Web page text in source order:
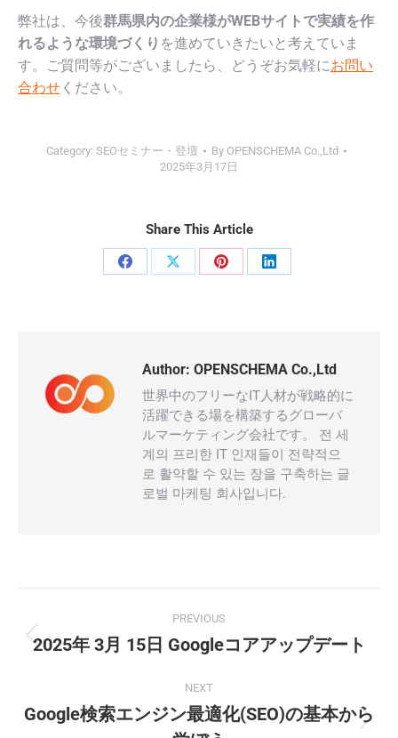
弊社は、今後群馬県内の企業様がWEBサイトで実績を作
れるような環境づくり を進めていきたいと考えていま
す。ご質問等がございましたら、どうぞお気軽にお問い
合わせ ください。
Category: SEOセミナー・登壇 By OPENSCHEMA Co.,Ltd
2025年3月17日
Share This Article
Share
Share
Share
Share
Author: OPENSCHEMA Co.,Ltd
世界中のフリーなIT人材が戦略的に
活躍できる場を構築するグローバ
ルマーケティング会社です。 전 세
계의 프리한 IT 인재들이 전략적으
로 활약할 수 있는 장을 구축하는 글
로벌 마케팅 회사입니다.
navigation
PREVIOUS
Previous
2025年 3月 15日 Googleコアアップデート
NEXT
Next
Google検索エンジン最適化(SEO)の基本から